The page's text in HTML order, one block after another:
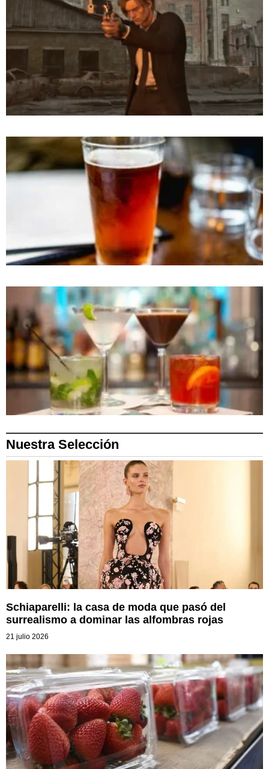
Nuestra Selección
Schiaparelli: la casa de moda que pasó del
surrealismo a dominar las alfombras rojas
21 julio 2026